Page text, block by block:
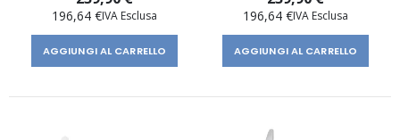
196,64 €
AGGIUNGI AL CARRELLO
196,64 €
AGGIUNGI AL CARRELLO